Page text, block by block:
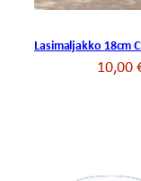
Lasimaljakko 18cm
10,00